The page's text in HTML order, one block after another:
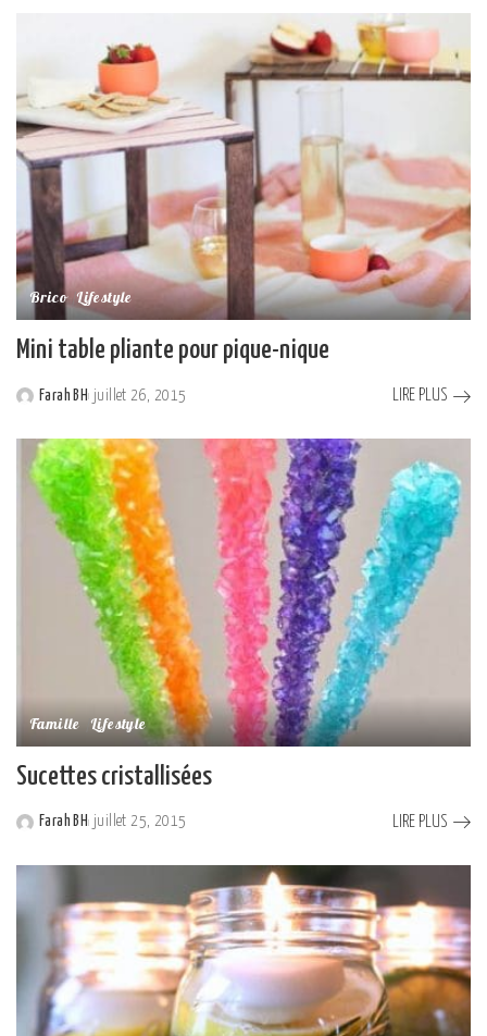
Brico Lifestyle
Mini table pliante pour pique-nique
by
Farah BH juillet 26, 2015 LIRE PLUS
Famille Lifestyle
Sucettes cristallisées
Posted
Farah BH juillet 25, 2015 LIRE PLUS